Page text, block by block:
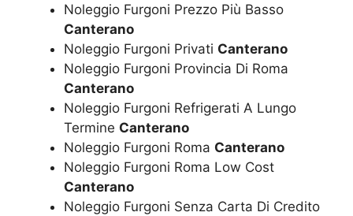
Noleggio Furgoni Prezzo Più Basso
Canterano
Noleggio Furgoni Privati Canterano
Noleggio Furgoni Provincia Di Roma
Canterano
Noleggio Furgoni Refrigerati A Lungo
Termine Canterano
Noleggio Furgoni Roma Canterano
Noleggio Furgoni Roma Low Cost
Canterano
Noleggio Furgoni Senza Carta Di Credito